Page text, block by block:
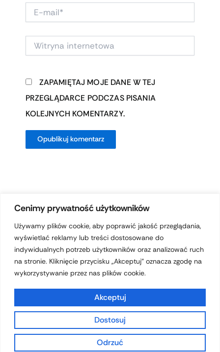
Cenimy prywatność użytkowników
Używamy plików cookie, aby poprawić jakość przeglądania,
wyświetlać reklamy lub treści dostosowane do
indywidualnych potrzeb użytkowników oraz analizować ruch
na stronie. Kliknięcie przycisku „Akceptuj” oznacza zgodę na
wykorzystywanie przez nas plików cookie.
Dostosuj
Odrzuć
Akceptuj
MAIL*
WITRYNA
INTERNETOWA
ZAPAMIĘTAJ MOJE DANE W TEJ
PRZEGLĄDARCE PODCZAS PISANIA
KOLEJNYCH KOMENTARZY.
Prawa autorskie © 2026 hotelferdynand.pl | Obsługiwane przez
Motyw Astra WordPress
Polityka prywatności